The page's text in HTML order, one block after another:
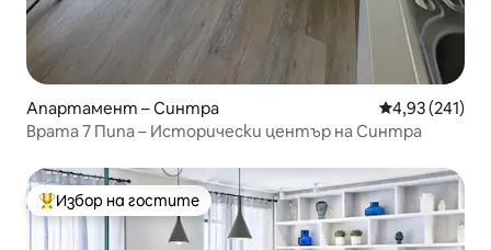
Апартамент – Синтра Средна
4,93 (241)
Врата 7 Пипа – Исторически център на Синтра
Най-популярен избор на гостите
Избор на гостите